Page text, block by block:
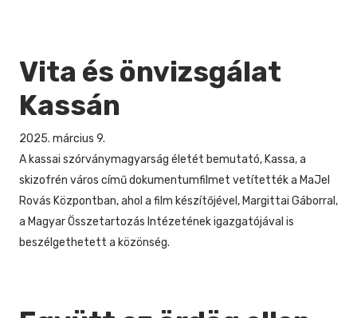
Vita és önvizsgálat
Kassán
2025. március 9.
A kassai szórványmagyarság életét bemutató, Kassa, a
skizofrén város című dokumentumfilmet vetítették a MaJel
Rovás Központban, ahol a film készítőjével, Margittai Gáborral,
a Magyar Összetartozás Intézetének igazgatójával is
beszélgethetett a közönség.